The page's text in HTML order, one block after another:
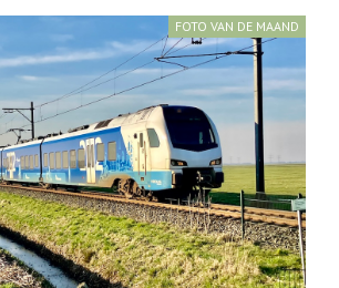
FOTO VAN DE MAAND